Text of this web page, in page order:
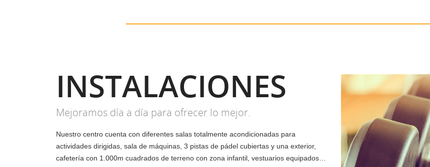
INSTALACIONES
Mejoramos día a día para ofrecer lo mejor.
Nuestro centro cuenta con diferentes salas totalmente acondicionadas para
actividades dirigidas, sala de máquinas, 3 pistas de pádel cubiertas y una exterior,
cafetería con 1.000m cuadrados de terreno con zona infantil, vestuarios equipados…